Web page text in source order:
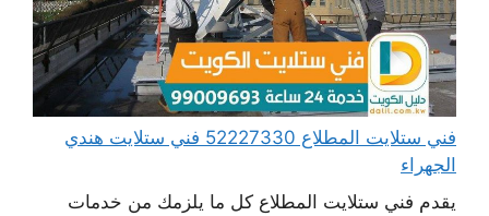
فني ستلايت المطلاع 52227330 فني ستلايت هندي
الجهراء
يقدم فني ستلايت المطلاع كل ما يلزمك من خدمات